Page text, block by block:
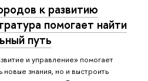
к развитию
помогает найти
путь
и управление» помогает
новые знания, но и выстроить